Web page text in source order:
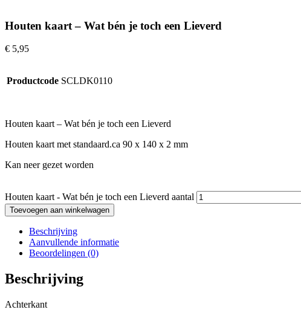
Houten kaart – Wat bén je toch een Lieverd
€ 5,95
Productcode SCLDK0110
Houten kaart – Wat bén je toch een Lieverd
Houten kaart met standaard.ca 90 x 140 x 2 mm
Kan neer gezet worden
Houten kaart - Wat bén je toch een Lieverd aantal
Toevoegen aan winkelwagen
Beschrijving
Aanvullende informatie
Beoordelingen (0)
Beschrijving
Achterkant